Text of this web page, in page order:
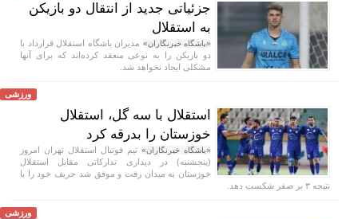
جزئیاتی جدید از انتقال دو بازیکن
به استقلال
«باشگاه خبرنگاران» مدیران باشگاه استقلال قرارداد با
دو بازیکن را به نوعی منعقد کرده‌اند که برای آنها
مشکلی ایجاد نخواهد شد.
ورزشی
استقلال با سه گل، استقلال
خوزستان را بدرقه کرد
«باشگاه خبرنگاران» تیم فوتبال استقلال تهران امروز
(پنجشنبه) در دیداری تدارکاتی مقابل استقلال
خوزستان به میدان رفت و موفق شد حریف خود را با
نتیجه ۳ بر صفر شکست دهد.
ورزشی